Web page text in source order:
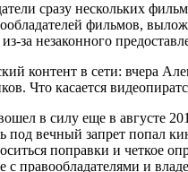
сразу нескольких
фильмов,
за незаконного
контент в сети: вчера
Что касается
в силу еще в августе
под вечный запрет попал
поправки и четкое
с правообладателями и